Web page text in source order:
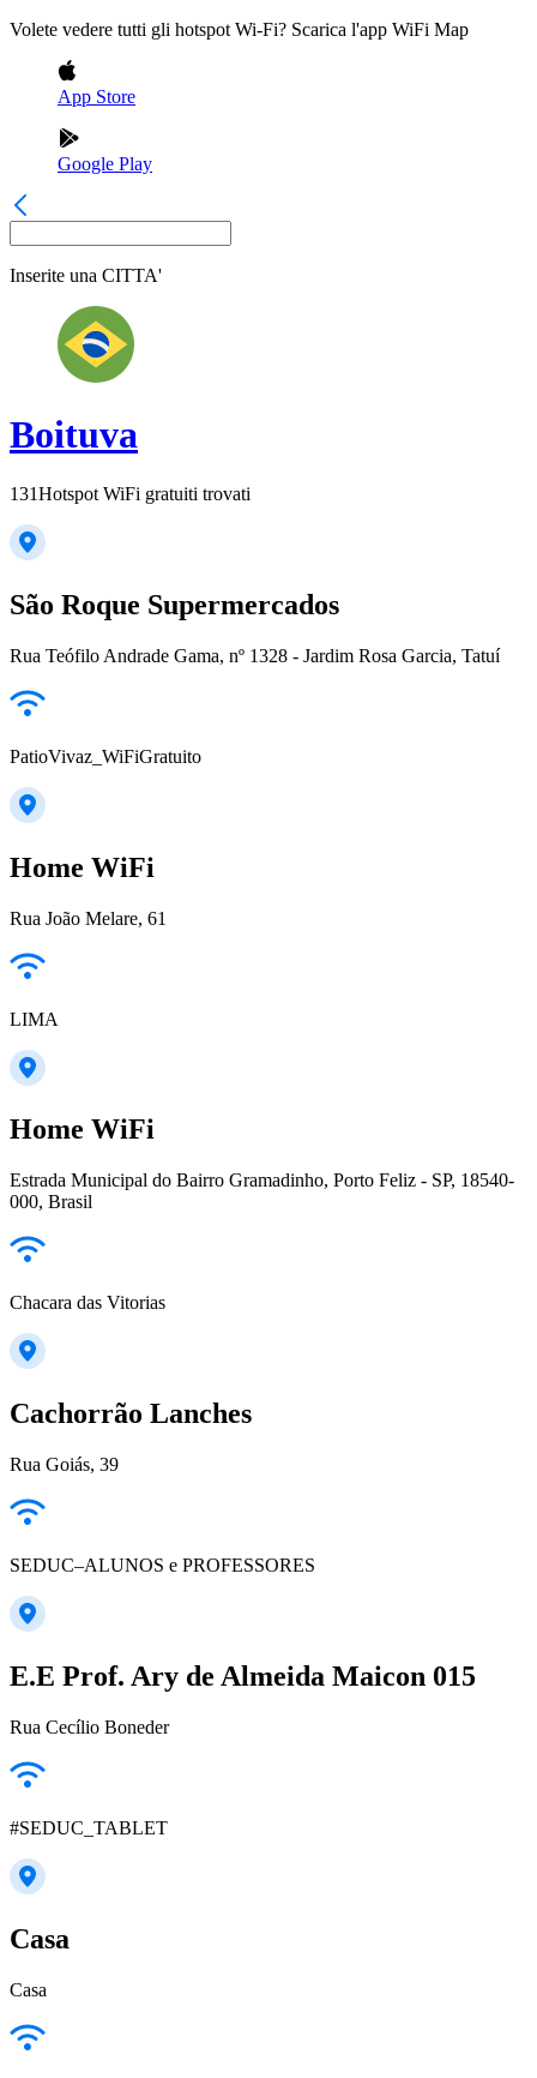
Volete vedere tutti gli hotspot Wi-Fi? Scarica l'app WiFi Map
App Store
Google Play
Inserite una CITTA'
Boituva
131Hotspot WiFi gratuiti trovati
São Roque Supermercados
Rua Teófilo Andrade Gama, nº 1328 - Jardim Rosa Garcia, Tatuí
PatioVivaz_WiFiGratuito
Home WiFi
Rua João Melare, 61
LIMA
Home WiFi
Estrada Municipal do Bairro Gramadinho, Porto Feliz - SP, 18540-
000, Brasil
Chacara das Vitorias
Cachorrão Lanches
Rua Goiás, 39
SEDUC–ALUNOS e PROFESSORES
E.E Prof. Ary de Almeida Maicon 015
Rua Cecílio Boneder
#SEDUC_TABLET
Casa
Casa